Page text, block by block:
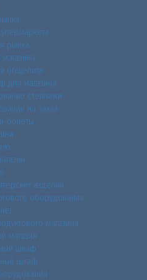
рынка
общепита
для магазина
стеллажи
на заказ
бонеты
изделий
оборудования
магазина
магазин
шкаф
шкаф